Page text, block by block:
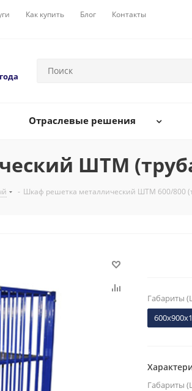
Как купить Блог Контакты
Отраслевые решения
ШТМ
- Шкаф решетка металлический ШТМ 600/800
Габариты
Габариты